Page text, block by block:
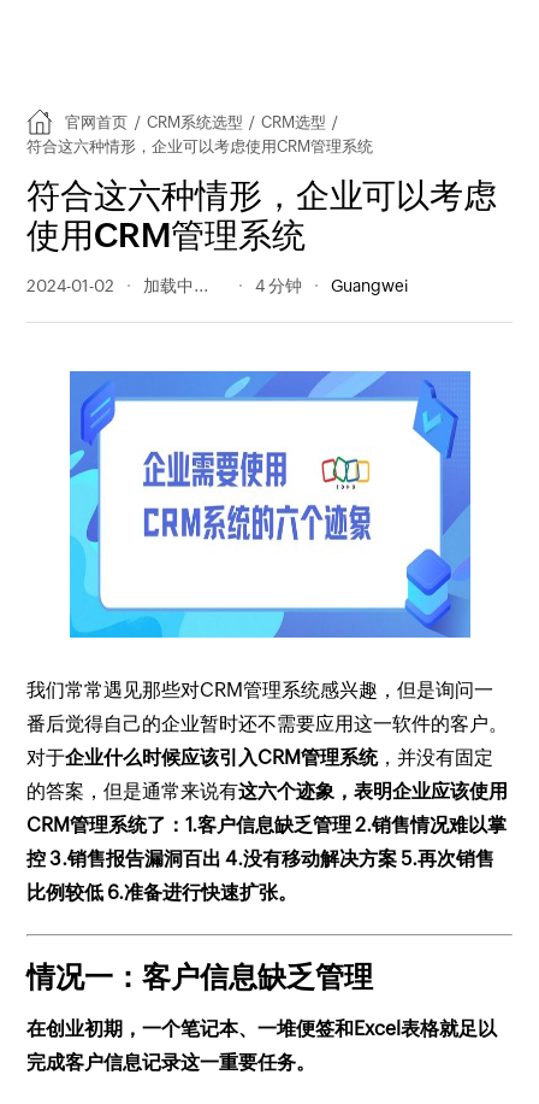
官网首页 / CRM系统选型 / CRM选型 /
符合这六种情形，企业可以考虑使用CRM管理系统
符合这六种情形，企业可以考虑
使用CRM管理系统
2024-01-02 243 阅读量 4 分钟 Guangwei
我们常常遇见那些对CRM管理系统感兴趣，但是询问一
番后觉得自己的企业暂时还不需要应用这一软件的客户。
对于企业什么时候应该引入CRM管理系统，并没有固定
的答案，但是通常来说有这六个迹象，表明企业应该使用
CRM管理系统了：1.客户信息缺乏管理 2.销售情况难以掌
控 3.销售报告漏洞百出 4.没有移动解决方案 5.再次销售
比例较低 6.准备进行快速扩张。
情况一：客户信息缺乏管理
在创业初期，一个笔记本、一堆便签和Excel表格就足以
完成客户信息记录这一重要任务。